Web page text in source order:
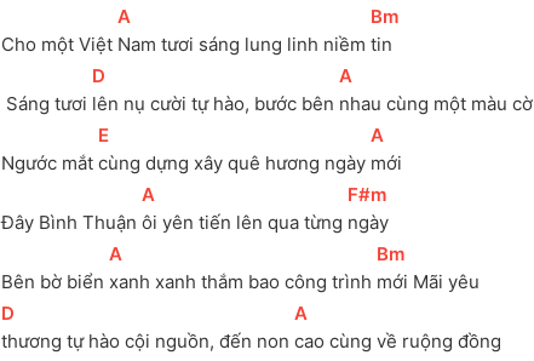
Cho một Việt
[
A
Nam tươi sáng lung linh niềm
[Bm
tin
Sáng tươi
[D
lên nụ cười tự hào, bước bên
[
A
nhau cùng một màu cờ
Ngước mắt
[E
cùng dựng xây quê hương ngày
[
A
mới
Đây Bình Thuận
[
A
ôi yên tiến lên qua từng
[F#m
ngày
Bên bờ biển
[
A
xanh xanh thắm bao công trình
[Bm
mới Mãi yêu
[D
thương tự hào cội nguồn, đến non
[
A
cao cùng về ruộng đồng